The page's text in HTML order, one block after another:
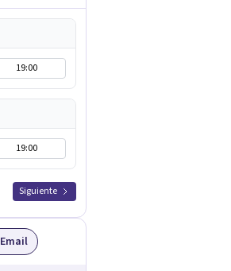
19:00
19:00
Siguiente
Email